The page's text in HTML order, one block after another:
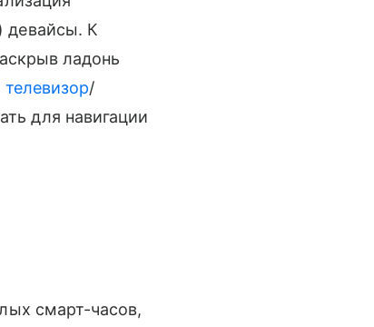
девайсы. К
ладонь
телевизор/
для навигации
смарт-часов,